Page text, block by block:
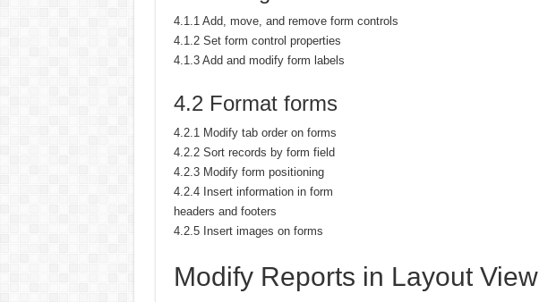
4.1.1 Add, move, and remove form controls
4.1.2 Set form control properties
4.1.3 Add and modify form labels
4.2 Format forms
4.2.1 Modify tab order on forms
4.2.2 Sort records by form field
4.2.3 Modify form positioning
4.2.4 Insert information in form
headers and footers
4.2.5 Insert images on forms
Modify Reports in Layout View